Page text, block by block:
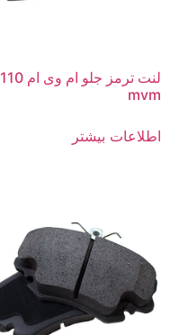
لنت ترمز جلو ام وی ام 110
mvm
اطلاعات بیشتر